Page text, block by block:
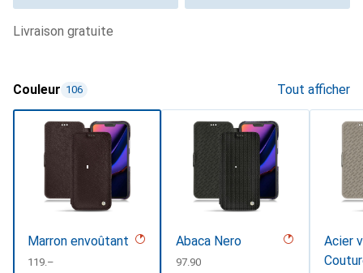
livraison gratuite
Couleur 106 Tout afficher
Marron envoûtant
CHF
119.–
Abaca Nero
CHF
97.90
Acier